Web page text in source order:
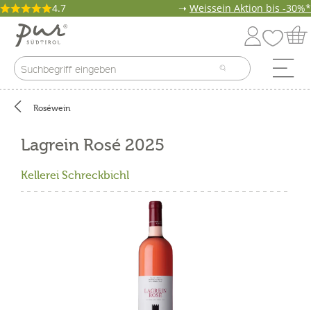
4.7 ➝ Weissein Aktion bis -30%*
Roséwein
Lagrein Rosé 2025
Kellerei Schreckbichl